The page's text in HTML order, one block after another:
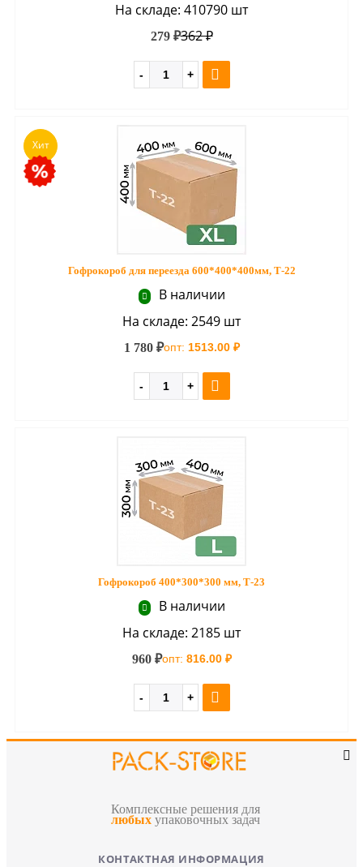
На складе: 410790 шт
362 ₽
279 ₽
Хит
Гофрокороб для переезда 600*400*400мм, Т-22
В наличии
На складе: 2549 шт
1 780 ₽опт: 1513.00 ₽
Гофрокороб 400*300*300 мм, Т-23
В наличии
На складе: 2185 шт
960 ₽опт: 816.00 ₽
Комплексные решения для
любых упаковочных задач
КОНТАКТНАЯ ИНФОРМАЦИЯ